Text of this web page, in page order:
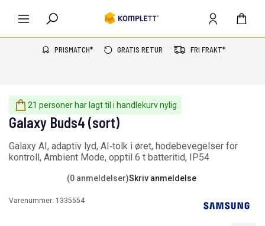
PRISMATCH* GRATIS RETUR FRI FRAKT*
21 personer har lagt til i handlekurv nylig
Galaxy Buds4 (sort)
Galaxy AI, adaptiv lyd, AI‑tolk i øret, hodebevegelser for
kontroll, Ambient Mode, opptil 6 t batteritid, IP54
(0 anmeldelser)Skriv anmeldelse
Varenummer: 1335554